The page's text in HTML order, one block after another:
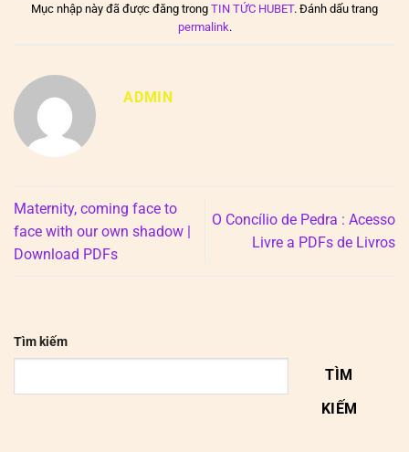
Mục nhập này đã được đăng trong TIN TỨC HUBET. Đánh dấu trang
permalink.
ADMIN
Maternity, coming face to
face with our own shadow |
Download PDFs
O Concílio de Pedra : Acesso
Livre a PDFs de Livros
Tìm kiếm
TÌM
KIẾM